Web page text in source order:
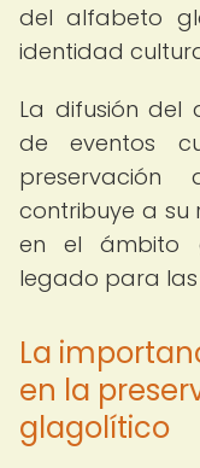
del alfabeto
identidad
La difusión
de eventos
contribuye a su
en el ámbito
legado para
La
en la
glagolítico